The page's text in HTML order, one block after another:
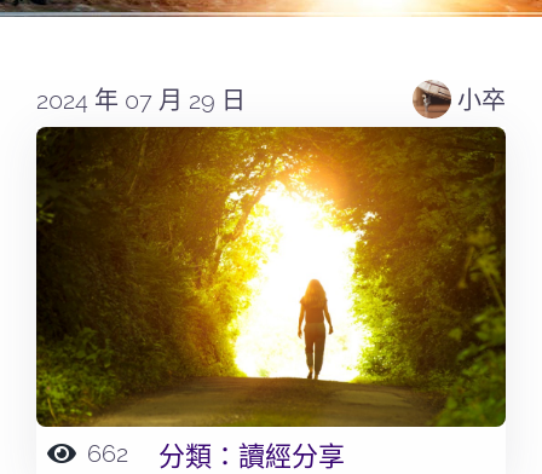
2024 年 07 月 29 日 小卒
662 分類：讀經分享